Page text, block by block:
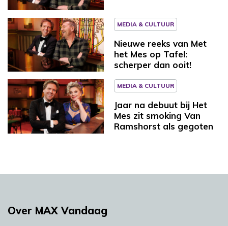
MEDIA & CULTUUR
Nieuwe reeks van Met
het Mes op Tafel:
scherper dan ooit!
MEDIA & CULTUUR
Jaar na debuut bij Het
Mes zit smoking Van
Ramshorst als gegoten
Over MAX Vandaag